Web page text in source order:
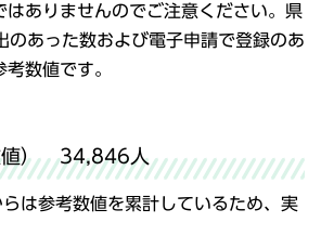
はありませんのでご注意ください。県
のあった数および電子申請で登録のあ
数値です。
値） 34,846人
は参考数値を累計しているため、実